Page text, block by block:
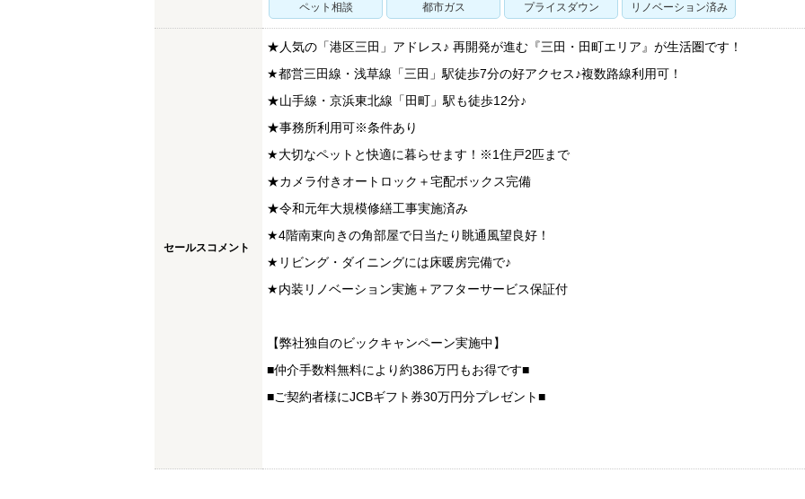
ペット相談 都市ガス プライスダウン リノベーション済み
セールスコメント
★人気の「港区三田」アドレス♪ 再開発が進む『三田・田町エリア』が生活圏です！
★都営三田線・浅草線「三田」駅徒歩7分の好アクセス♪複数路線利用可！
★山手線・京浜東北線「田町」駅も徒歩12分♪
★事務所利用可※条件あり
★大切なペットと快適に暮らせます！※1住戸2匹まで
★カメラ付きオートロック＋宅配ボックス完備
★令和元年大規模修繕工事実施済み
★4階南東向きの角部屋で日当たり眺通風望良好！
★リビング・ダイニングには床暖房完備で♪
★内装リノベーション実施＋アフターサービス保証付
【弊社独自のビックキャンペーン実施中】
■仲介手数料無料により約386万円もお得です■
■ご契約者様にJCBギフト券30万円分プレゼント■